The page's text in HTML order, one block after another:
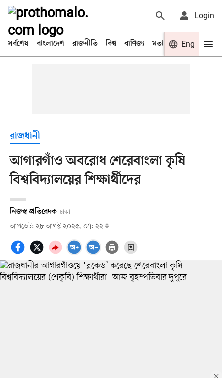
Login
সর্বশেষ বাংলাদেশ রাজনীতি বিশ্ব বাণিজ্য মতামত খেলা
Eng
রাজধানী
আগারগাঁও অবরোধ শেরেবাংলা কৃষি
বিশ্ববিদ্যালয়ের শিক্ষার্থীদের
নিজস্ব প্রতিবেদক ঢাকা
আপডেট: ২৮ আগস্ট ২০২৫, ০৭: ২২